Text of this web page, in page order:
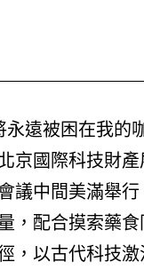
遠被困在我的
京國際科技財
議中間美滿舉
，配合摸索藥
，以古代科技